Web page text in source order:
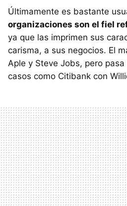
Últimamente es bastante
organizaciones son el fiel
ya que las imprimen sus
carisma, a sus negocios. El
Aple y Steve Jobs, pero
casos como Citibank con